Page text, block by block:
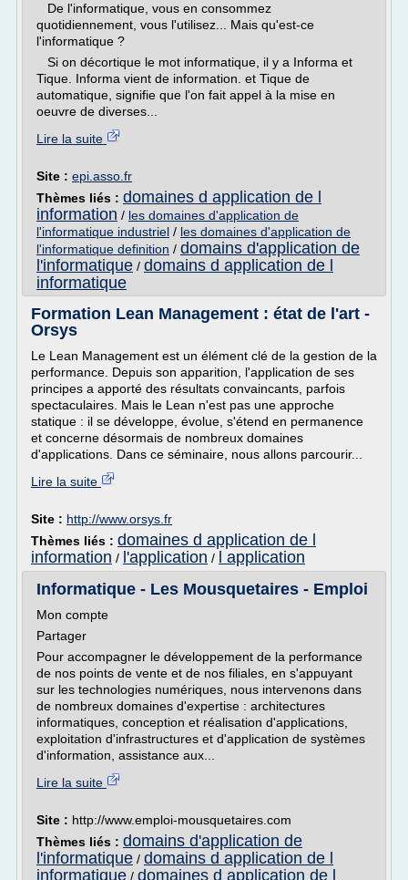
De l'informatique, vous en consommez
quotidiennement, vous l'utilisez... Mais qu'est-ce
l'informatique ?
Si on décortique le mot informatique, il y a Informa et
Tique. Informa vient de information. et Tique de
automatique, signifie que l'on fait appel à la mise en
oeuvre de diverses...
Lire la suite
Site : epi.asso.fr
Thèmes liés : domaines d application de l
information / les domaines d'application de
l'informatique industriel / les domaines d'application de
l'informatique definition / domains d'application de
l'informatique / domains d application de l
informatique
Formation Lean Management : état de l'art -
Orsys
Le Lean Management est un élément clé de la gestion de la
performance. Depuis son apparition, l'application de ses
principes a apporté des résultats convaincants, parfois
spectaculaires. Mais le Lean n'est pas une approche
statique : il se développe, évolue, s'étend en permanence
et concerne désormais de nombreux domaines
d'applications. Dans ce séminaire, nous allons parcourir...
Lire la suite
Site : http://www.orsys.fr
Thèmes liés : domaines d application de l
information / l'application /
l application
Informatique - Les Mousquetaires - Emploi
Mon compte
Partager
Pour accompagner le développement de la performance
de nos points de vente et de nos filiales, en s'appuyant
sur les technologies numériques, nous intervenons dans
de nombreux domaines d'expertise : architectures
informatiques, conception et réalisation d'applications,
exploitation d'infrastructures et d'application de systèmes
d'information, assistance aux...
Lire la suite
Site : http://www.emploi-mousquetaires.com
Thèmes liés : domains d'application de
l'informatique / domains d application de l
informatique / domaines d application de l